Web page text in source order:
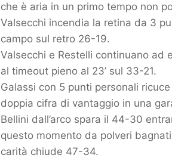
che è aria in un primo tempo non
Valsecchi incendia la retina da 3
campo sul retro 26-19.
Valsecchi e Restelli continuano ad
al timeout pieno al 23’ sul 33-21.
Galassi con 5 punti personali
doppia cifra di vantaggio in una
Bellini dall’arco spara il 44-30
questo momento da polveri
carità chiude 47-34.